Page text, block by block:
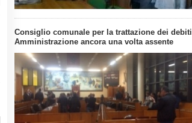
Consiglio comunale per la trattazione dei debiti
Amministrazione ancora una volta assente